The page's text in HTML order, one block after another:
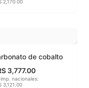
2,170.00
de cobalto
3,777.00
imp. nacionales:
3,121.00